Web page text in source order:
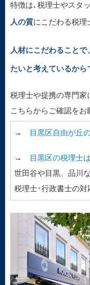
特徴は､税理士やスタ
人の質にこだわる税理
人材にこだわること
たいと考えているから
税理士や提携の専門家
こちらからご確認をお
→ 目黒区自由が丘
→
目黒区の税理士
世田谷や目黒、品川
税理士･行政書士の対